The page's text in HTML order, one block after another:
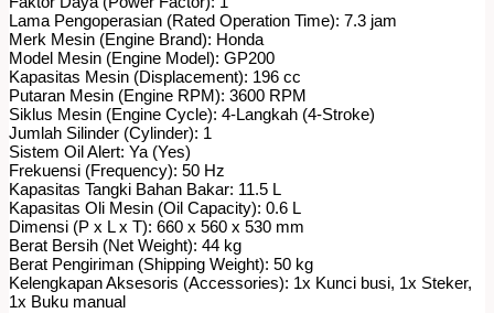
Lama Pengoperasian (Rated Operation Time): 7.3 jam
Merk Mesin (Engine Brand): Honda
Model Mesin (Engine Model): GP200
Kapasitas Mesin (Displacement): 196 cc
Putaran Mesin (Engine RPM): 3600 RPM
Siklus Mesin (Engine Cycle): 4-Langkah (4-Stroke)
Jumlah Silinder (Cylinder): 1
Sistem Oil Alert: Ya (Yes)
Frekuensi (Frequency): 50 Hz
Kapasitas Tangki Bahan Bakar: 11.5 L
Kapasitas Oli Mesin (Oil Capacity): 0.6 L
Dimensi (P x L x T): 660 x 560 x 530 mm
Berat Bersih (Net Weight): 44 kg
Berat Pengiriman (Shipping Weight): 50 kg
Kelengkapan Aksesoris (Accessories): 1x Kunci busi, 1x Steker,
1x Buku manual